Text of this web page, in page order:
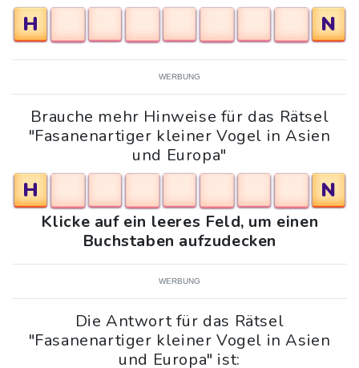
H
N
WERBUNG
Brauche mehr Hinweise für das Rätsel
"Fasanenartiger kleiner Vogel in Asien
und Europa"
H N
Klicke auf ein leeres Feld, um einen
Buchstaben aufzudecken
WERBUNG
Die Antwort für das Rätsel
"Fasanenartiger kleiner Vogel in Asien
und Europa" ist: